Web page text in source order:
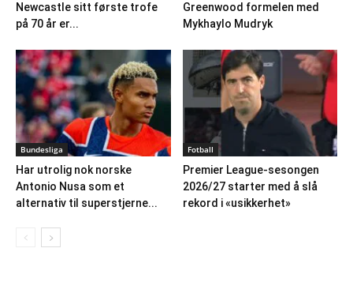
Newcastle sitt første trofe
på 70 år er...
Greenwood formelen med
Mykhaylo Mudryk
Bundesliga
Har utrolig nok norske
Antonio Nusa som et
alternativ til superstjerne...
Fotball
Premier League-sesongen
2026/27 starter med å slå
rekord i «usikkerhet»